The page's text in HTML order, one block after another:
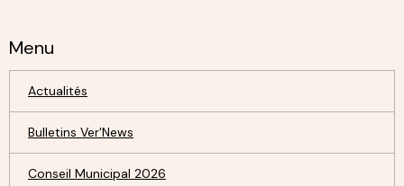
Menu
Actualités
Bulletins Ver'News
Conseil Municipal 2026